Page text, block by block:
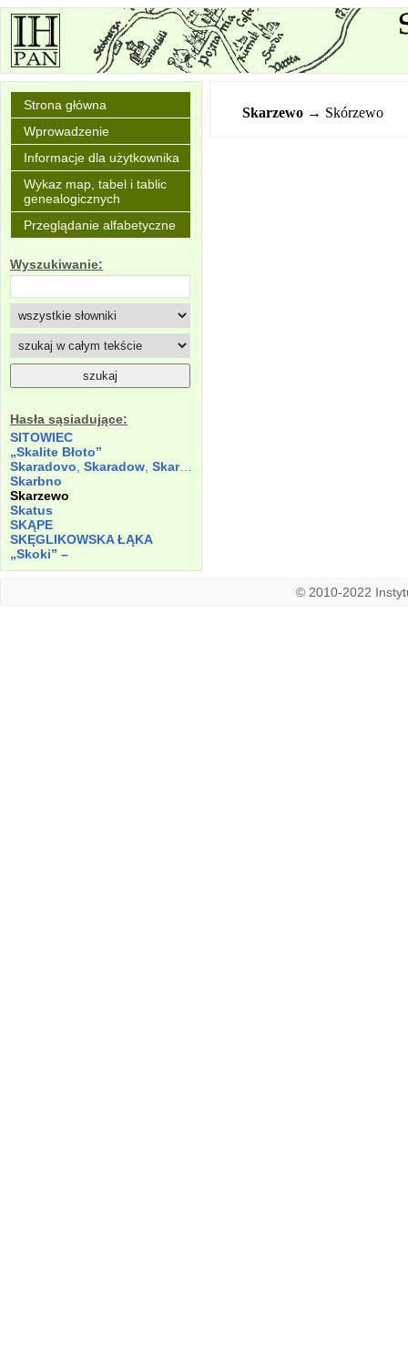
Strona główna
Wprowadzenie
Informacje dla użytkownika
Wykaz map, tabel i tablic
genealogicznych
Przeglądanie alfabetyczne
Wyszukiwanie:
Hasła sąsiadujące:
SITOWIEC
„Skalite Błoto”
Skaradovo Skaradow Skaradowo
Skarbno
Skarzewo
Skatus
SKĄPE
SKĘGLIKOWSKA ŁĄKA
„Skoki” –
Skarzewo → Skórzewo
© 2010-2022